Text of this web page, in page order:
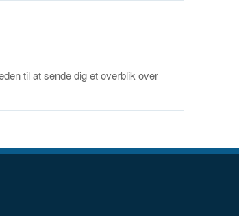
til at sende dig et overblik over